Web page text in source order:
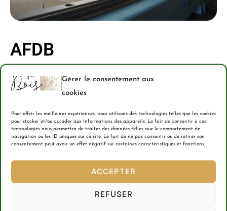
Gérer le consentement aux
cookies
Pour offrir les meilleures expériences, nous utilisons des technologies telles que les cookies
pour stocker et/ou accéder aux informations des appareils. Le fait de consentir à ces
technologies nous permettra de traiter des données telles que le comportement de
navigation ou les ID uniques sur ce site. Le fait de ne pas consentir ou de retirer son
consentement peut avoir un effet négatif sur certaines caractéristiques et fonctions.
ACCEPTER
REFUSER
AFDB
Bienvenue chez Nous
là où la passion pour le travail du bois rencontre la créativité
et le plaisir !